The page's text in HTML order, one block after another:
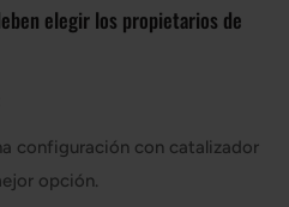
elegir los propietarios de
configuración con catalizador
opción.